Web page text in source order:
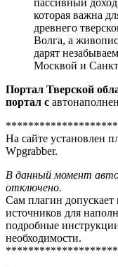
которая важна
древнего
Волга, а
дарят
Москвой и
Портал Тверской
портал с
На сайте установлен
Wpgrabber.
В данный момент
отключено.
Сам плагин допускает
источников для
подробные
необходимости.